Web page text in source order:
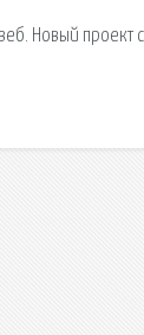
Новый проект